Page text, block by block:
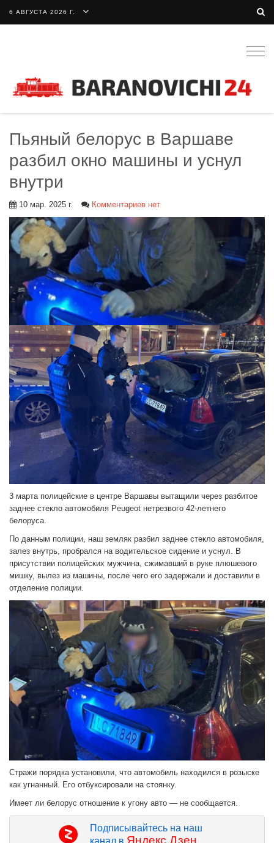
6 АВГУСТА 2026 Г.
Пьяный белорус в Варшаве
разбил окно машины и уснул
внутри
10 мар. 2025 г. Комментариев нет
3 марта полицейские в центре Варшавы вытащили через разбитое
заднее стекло автомобиля Peugeot нетрезвого 42-летнего
белоруса.
По данным полиции, наш земляк разбил заднее стекло автомобиля,
залез внутрь, пробрался на водительское сидение и уснул. В
присутствии полицейских мужчина, сжимавший в руке плюшевого
мишку, вылез из машины, после чего его задержали и доставили в
отделение полиции.
Стражи порядка установили, что автомобиль находился в розыске
как угнанный. Его отбуксировали на стоянку.
Имеет ли белорус отношение к угону авто — не сообщается.
Подписывайтесь на наш
канал в Яндекс.Дзен